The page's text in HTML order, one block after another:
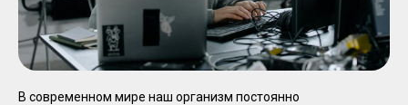
В современном мире наш организм постоянно